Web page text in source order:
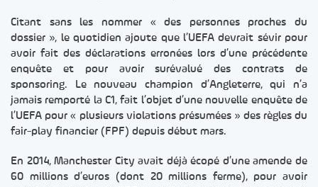
Citant sans les nommer « des personnes proches du
dossier », le quotidien ajoute que l’UEFA devrait sévir pour
avoir fait des déclarations erronées lors d’une précédente
enquête et pour avoir surévalué des contrats de
sponsoring. Le nouveau champion d’Angleterre, qui n’a
jamais remporté la C1, fait l’objet d’une nouvelle enquête de
l’UEFA pour « plusieurs violations présumées » des règles du
fair-play financier (FPF) depuis début mars.
En 2014, Manchester City avait déjà écopé d’une amende de
60 millions d’euros (dont 20 millions ferme), pour avoir